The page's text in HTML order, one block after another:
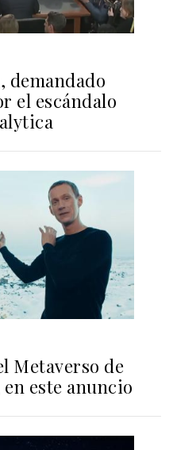
demandado
el escándalo
Metaverso de
este anuncio